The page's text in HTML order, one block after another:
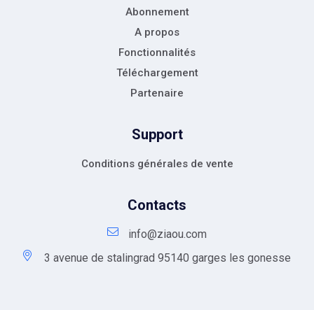
Abonnement
A propos
Fonctionnalités
Téléchargement
Partenaire
Support
Conditions générales de vente
Contacts
info@ziaou.com
3 avenue de stalingrad 95140 garges les gonesse